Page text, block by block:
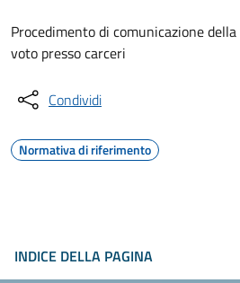
Procedimento di comunicazione
voto presso carceri
Condividi
Normativa di riferimento
INDICE DELLA PAGINA